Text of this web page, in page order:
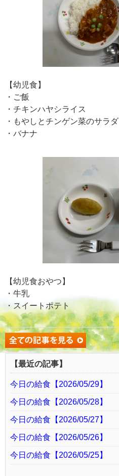
【幼児食】
・ご飯
・チキンハヤシライス
・もやしとチンゲン菜のサラダ
・バナナ
【幼児食おやつ】
・牛乳
・スイートポテト
【最近の記事】
今日の給食【2026/05/29】
今日の給食【2026/05/28】
今日の給食【2026/05/27】
今日の給食【2026/05/26】
今日の給食【2026/05/25】